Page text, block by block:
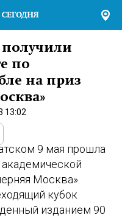
по
на приз
13:02
9 мая прошла
Москва».
кубок
изданием 90